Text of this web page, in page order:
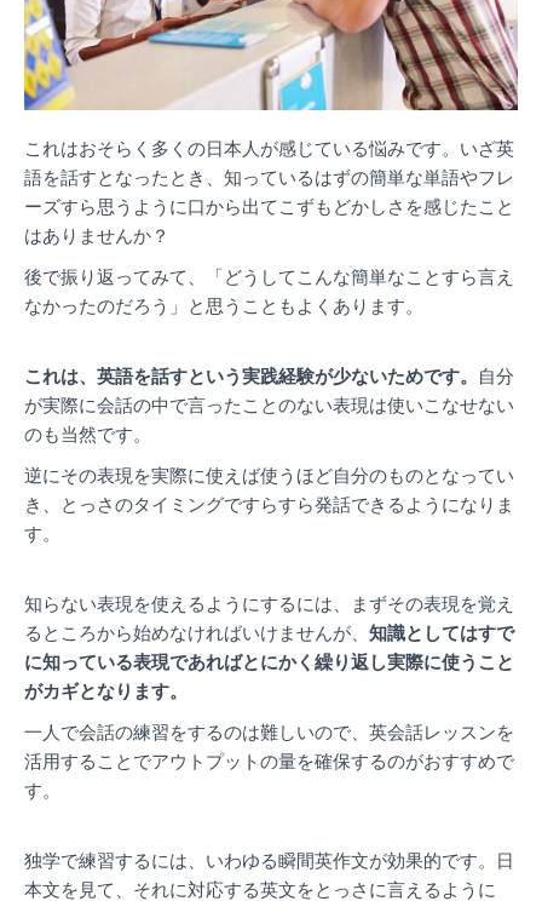
これはおそらく多くの日本人が感じている悩みです。いざ英
語を話すとなったとき、知っているはずの簡単な単語やフレ
ーズすら思うように口から出てこずもどかしさを感じたこと
はありませんか？
後で振り返ってみて、「どうしてこんな簡単なことすら言え
なかったのだろう」と思うこともよくあります。
これは、英語を話すという実践経験が少ないためです。
自分
が実際に会話の中で言ったことのない表現は使いこなせない
のも当然です。
逆にその表現を実際に使えば使うほど自分のものとなってい
き、とっさのタイミングですらすら発話できるようになりま
す。
知らない表現を使えるようにするには、まずその表現を覚え
るところから始めなければいけませんが、 知識としてはすで
に知っている表現であればとにかく繰り返し実際に使うこと
がカギとなります。
一人で会話の練習をするのは難しいので、英会話レッスンを
活用することでアウトプットの量を確保するのがおすすめで
す。
独学で練習するには、いわゆる瞬間英作文が効果的です。日
本文を見て、それに対応する英文をとっさに言えるように